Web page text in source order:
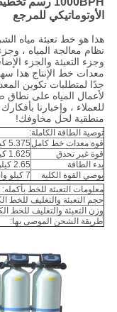
الأوتوماتيكي للمرجع
هذا هو خط تعبئة مياه
نظام معالجة المياه ،
وجزء التعبئة والجزء
معدات خط الإنتاج هذا
جدًا لمتطلبات تكوين
لأعمال المياه على نطاق
للعملاء ، وإخبارنا
منطقية لحل مخاوفك!
توصية الطاقة الكاملة:
قوة معدات خط كامل 5.375 كيلو واط
قوة غير تحدق
1.625 كيلو واط
بدء الطاقة
2.65 كيلو واط
يوصي القوة الكلية
7 كيلو واط
معلومات التعبئة للخط بأكمله:
حجم التعبئة والتغليف للخط
وزن التعبئة والتغليف للخط
طريقة الشحن الموصى بها: